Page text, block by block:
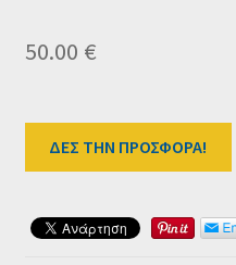
50.00 €
ΔΕΣ ΤΗΝ ΠΡΟΣΦΟΡΑ!